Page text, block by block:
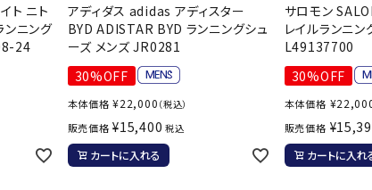
バスケットボール
バスケットボールシューズ
バスケットボールウェア
ボール（バスケットボール）
ボール用品（バスケットボール）
バレ
バレ
ボー
ボー
HELLY
HANS
EN
HOKA
hum
mel
LUXIL
LUZeS
mand
ト ニト
ニング
24
アディダス adidas アディスター
BYD ADISTAR BYD ランニングシュ
ーズ メンズ JR0281
30%OFF
本体価格 ¥22,000 （税込）
販売価格 ¥15,400 税込
カートに入れる
サロモン
レイルランニ
L49137700
30%OFF
本体価格 ¥
販売価格 ¥
カートに入れ